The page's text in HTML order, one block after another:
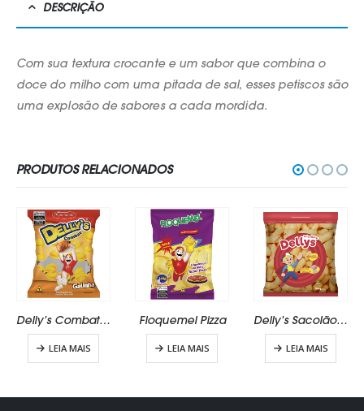
DESCRIÇÃO
Com sua textura crocante e um sabor que combina o
doce do milho com uma pitada de sal, esses petiscos são
uma explosão de sabores a cada mordida.
PRODUTOS RELACIONADOS
Delly’s Combat Galinha 23g
LEIA MAIS
Floquemel Pizza
LEIA MAIS
Delly’s Sacolão Presunto 100g
LEIA MAIS